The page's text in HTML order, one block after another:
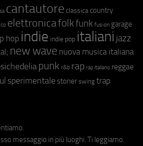
cantautore classica country
elettronicafolkfunk fusion garage
hop indie indie pop italiani jazz
new wave nuova musica italiana
punk r&b rap rap italiano reggae
sperimentale stoner swing trap
messaggio in più luoghi. Ti leggiamo.